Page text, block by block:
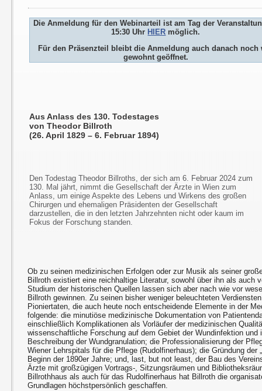
Die Anmeldung für den Webinarteil ist am Tag der
15:30 Uhr HIER möglich.
Für den Präsenzteil bleibt die Anmeldung auch danach noch
gewohnt geöffnet.
Aus Anlass des 130. Todestages
von Theodor Billroth
(26. April 1829 – 6. Februar 1894)
Den Todestag Theodor Billroths, der sich am 6. Februar 2024 zum
130. Mal jährt, nimmt die Gesellschaft der Ärzte in Wien zum
Anlass, um einige Aspekte des Lebens und Wirkens des großen
Chirurgen und ehemaligen Präsidenten der Gesellschaft
darzustellen, die in den letzten Jahrzehnten nicht oder kaum im
Fokus der Forschung standen.
Ob zu seinen medizinischen Erfolgen oder zur Musik als seiner
Billroth existiert eine reichhaltige Literatur, sowohl über ihn als auch
Studium der historischen Quellen lassen sich aber nach wie vor
Billroth gewinnen. Zu seinen bisher weniger beleuchteten
Pioniertaten, die auch heute noch entscheidende Elemente in der
folgende: die minutiöse medizinische Dokumentation von
einschließlich Komplikationen als Vorläufer der medizinischen
wissenschaftliche Forschung auf dem Gebiet der Wundinfektion und
Beschreibung der Wundgranulation; die Professionalisierung der
Wiener Lehrspitals für die Pflege (Rudolfinerhaus); die Gründung der
Beginn der 1890er Jahre; und, last, but not least, der Bau des
Ärzte mit großzügigen Vortrags-, Sitzungsräumen und
Billrothhaus als auch für das Rudolfinerhaus hat Billroth die
Grundlagen höchstpersönlich geschaffen.